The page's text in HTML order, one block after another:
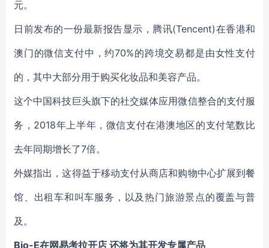
元。
日前发布的一份最新报告显示，腾讯(Tencent)在香港和
澳门的微信支付中，约70%的跨境交易都是由女性支付
的，其中大部分用于购买化妆品和美容产品。
这个中国科技巨头旗下的社交媒体应用微信整合的支付服
务，2018年上半年，微信支付在港澳地区的支付笔数比
去年同期增长了7倍。
外媒指出，这得益于移动支付从商店和购物中心扩展到餐
馆、出租车和叫车服务，以及热门旅游景点的覆盖与普
及。
Bio-E在网易考拉开店 还将为其开发专属产品